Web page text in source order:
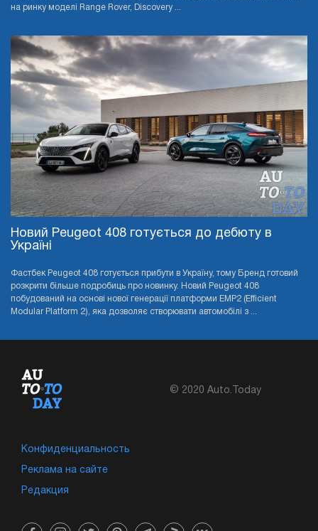
на ринку моделі Range Rover, Discovery ...
Новий Peugeot 408 готується до дебюту в
Україні
Фастбек Peugeot 408 готується прибути в Україну, тому Бренд готовий
розкрити більше подробиць про новинку. Новий Peugeot 408
побудований на основі нової генерації платформи EMP2 (Efficient
Modular Platform 2), яка дозволяє створювати автомобілі з ...
© 2020 Auto.Today
Конфиденциальность
Реклама на сайте
Редакция